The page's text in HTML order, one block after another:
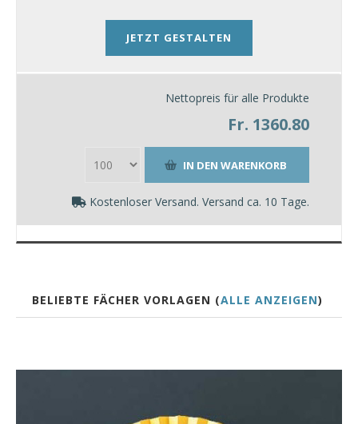
JETZT GESTALTEN
Nettopreis für alle Produkte
Fr. 1360.80
Kostenloser Versand. Versand ca. 10 Tage.
BELIEBTE FÄCHER VORLAGEN (ALLE ANZEIGEN)